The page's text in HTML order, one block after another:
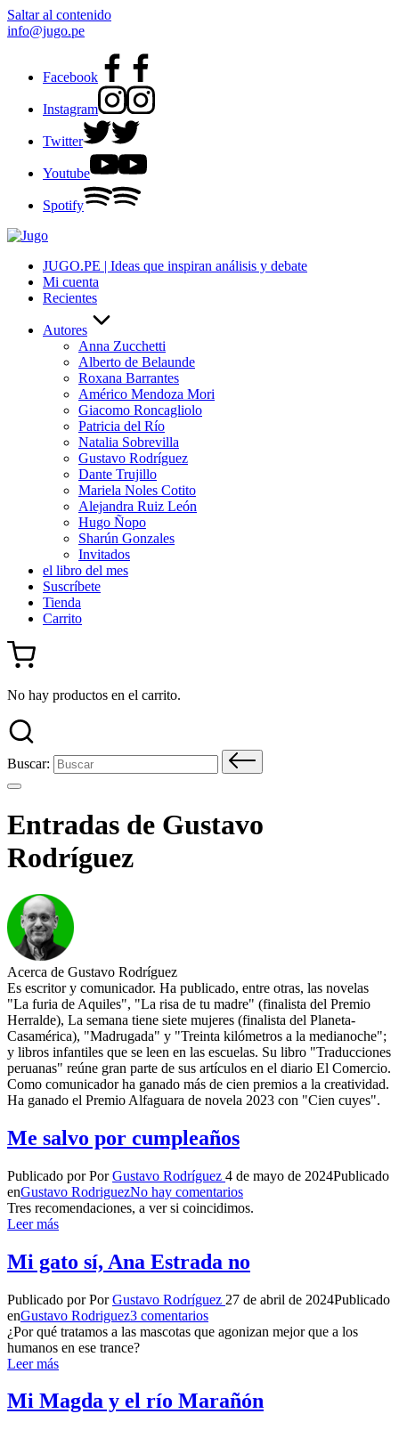
Saltar al contenido
info@jugo.pe
Facebook
Instagram
Twitter
Youtube
Spotify
JUGO.PE | Ideas que inspiran análisis y debate
Mi cuenta
Recientes
Autores
Anna Zucchetti
Alberto de Belaunde
Roxana Barrantes
Américo Mendoza Mori
Giacomo Roncagliolo
Patricia del Río
Natalia Sobrevilla
Gustavo Rodríguez
Dante Trujillo
Mariela Noles Cotito
Alejandra Ruiz León
Hugo Ñopo
Sharún Gonzales
Invitados
el libro del mes
Suscríbete
Tienda
Carrito
No hay productos en el carrito.
Buscar:
Entradas de Gustavo
Rodríguez
Acerca de Gustavo Rodríguez
Es escritor y comunicador. Ha publicado, entre otras, las novelas
"La furia de Aquiles", "La risa de tu madre" (finalista del Premio
Herralde), La semana tiene siete mujeres (finalista del Planeta-
Casamérica), "Madrugada" y "Treinta kilómetros a la medianoche";
y libros infantiles que se leen en las escuelas. Su libro "Traducciones
peruanas" reúne gran parte de sus artículos en el diario El Comercio.
Como comunicador ha ganado más de cien premios a la creatividad.
Ha ganado el Premio Alfaguara de novela 2023 con "Cien cuyes".
Me salvo por cumpleaños
Publicado por PorGustavo Rodríguez 4 de mayo de 2024Publicado
enGustavo RodriguezNo hay comentarios
Tres recomendaciones, a ver si coincidimos.
Leer más
Mi gato sí, Ana Estrada no
Publicado por PorGustavo Rodríguez 27 de abril de 2024Publicado
enGustavo Rodriguez3 comentarios
¿Por qué tratamos a las mascotas que agonizan mejor que a los
humanos en ese trance?
Leer más
Mi Magda y el río Marañón